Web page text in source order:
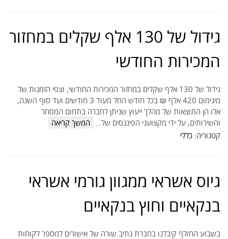
גידול של 130 אלף שקלים במחזור
המכירות החודשי
גידול של 130 אלף שקלים במחזור המכירות החודשי, וצפי הזמנות של
מינימום 420 אלף ₪ בכל חודש החל מעוד 3 חודשים ועד סוף השנה,
אלו הן התוצאות של מהלך ייעוץ שניתן לחברה בתחום המסחר
והשירותים, על ידי מקצועני הפיננסים של… המשך קריאה
קטגוריה: כללי
גיוס אשראי ממגוון גורמי אשראי
בנקאיים וחוץ בנקאיים
בשבוע החולף קיבלנו בחברת נתיב שורה של אישורים למספר לקוחות